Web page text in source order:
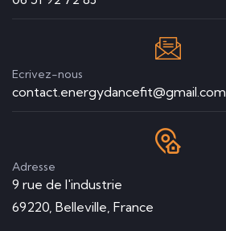
Ecrivez-nous
contact.energydancefit@gmail.com
Adresse
9 rue de l'industrie
69220, Belleville, France